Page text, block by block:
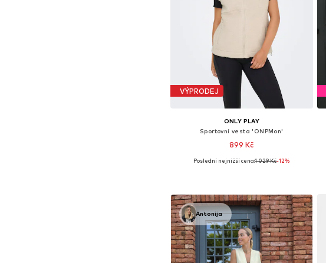
VÝPRODEJ
ONLY PLAY
Sportovní vesta 'ONPMon'
899 Kč
Dostupné velikosti: XS, S, M, L, XL
Poslední nejnižší cena:1 029 Kč-12%
Antonija